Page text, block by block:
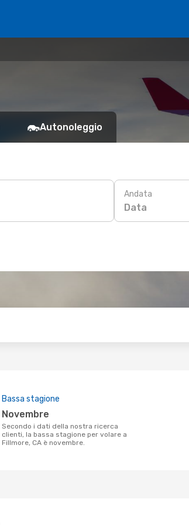
Autonoleggio
Andata
Data
Bassa stagione
novembre
Secondo i dati della nostra ricerca
clienti, la bassa stagione per volare a
Fillmore, CA è novembre.